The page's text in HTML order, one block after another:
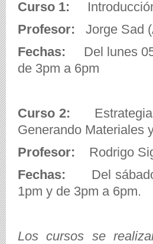
Curso 1:
Profesor: Jorge Sad
Fechas: Del lunes 05
de 3pm a 6pm
Curso 2: Estrategias
Generando Materiales
Profesor: Rodrigo
Fechas: Del sábado
1pm y de 3pm a 6pm.
Los cursos se